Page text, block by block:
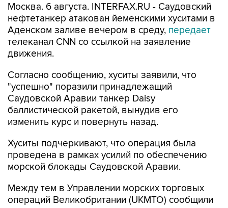
Москва. 6 августа. INTERFAX.RU - Саудовский
нефтетанкер атакован йеменскими хуситами в
Аденском заливе вечером в среду, передает
телеканал CNN со ссылкой на заявление
движения.
Согласно сообщению, хуситы заявили, что
"успешно" поразили принадлежащий
Саудовской Аравии танкер Daisy
баллистической ракетой, вынудив его
изменить курс и повернуть назад.
Хуситы подчеркивают, что операция была
проведена в рамках усилий по обеспечению
морской блокады Саудовской Аравии.
Между тем в Управлении морских торговых
операций Великобритании (UKMTO) сообщили